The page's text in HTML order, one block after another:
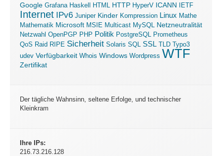
Google Grafana Haskell HTML HTTP HyperV ICANN IETF
Internet IPv6 Juniper Kinder Kompression Linux Mathe
Mathematik Microsoft MSIE Multicast MySQL Netzneutralität
Netzwahl OpenPGP PHP Politik PostgreSQL Prometheus
QoS Raid RIPE Sicherheit Solaris SQL SSL TLD Typo3
udev Verfügbarkeit Whois Windows Wordpress WTF
Zertifikat
Der tägliche Wahnsinn, seltene Erfolge, und technischer
Kleinkram
Ihre IPs:
216.73.216.128